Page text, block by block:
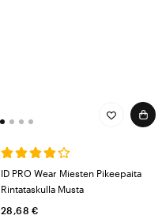
ID PRO Wear Miesten Pikeepaita
Rintataskulla Musta
28,68 €